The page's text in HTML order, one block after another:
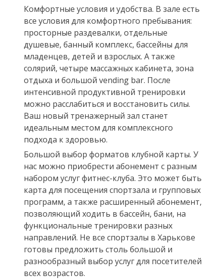
Комфортные условия и удобства. В зале есть
все условия для комфортного пребывания:
просторные раздевалки, отдельные
душевые, банный комплекс, бассейны для
младенцев, детей и взрослых. А также
солярий, четыре массажных кабинета, зона
отдыха и большой vending bar. После
интенсивной продуктивной тренировки
можно расслабиться и восстановить силы.
Ваш новый тренажерный зал станет
идеальным местом для комплексного
подхода к здоровью.
Большой выбор форматов клубной карты. У
нас можно приобрести абонемент с разным
набором услуг фитнес-клуба. Это может быть
карта для посещения спортзала и групповых
программ, а также расширенный абонемент,
позволяющий ходить в бассейн, бани, на
функциональные тренировки разных
направлений. Не все спортзалы в Харькове
готовы предложить столь большой и
разнообразный выбор услуг для посетителей
всех возрастов.